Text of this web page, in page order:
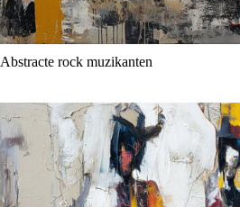
Abstracte rock muzikanten